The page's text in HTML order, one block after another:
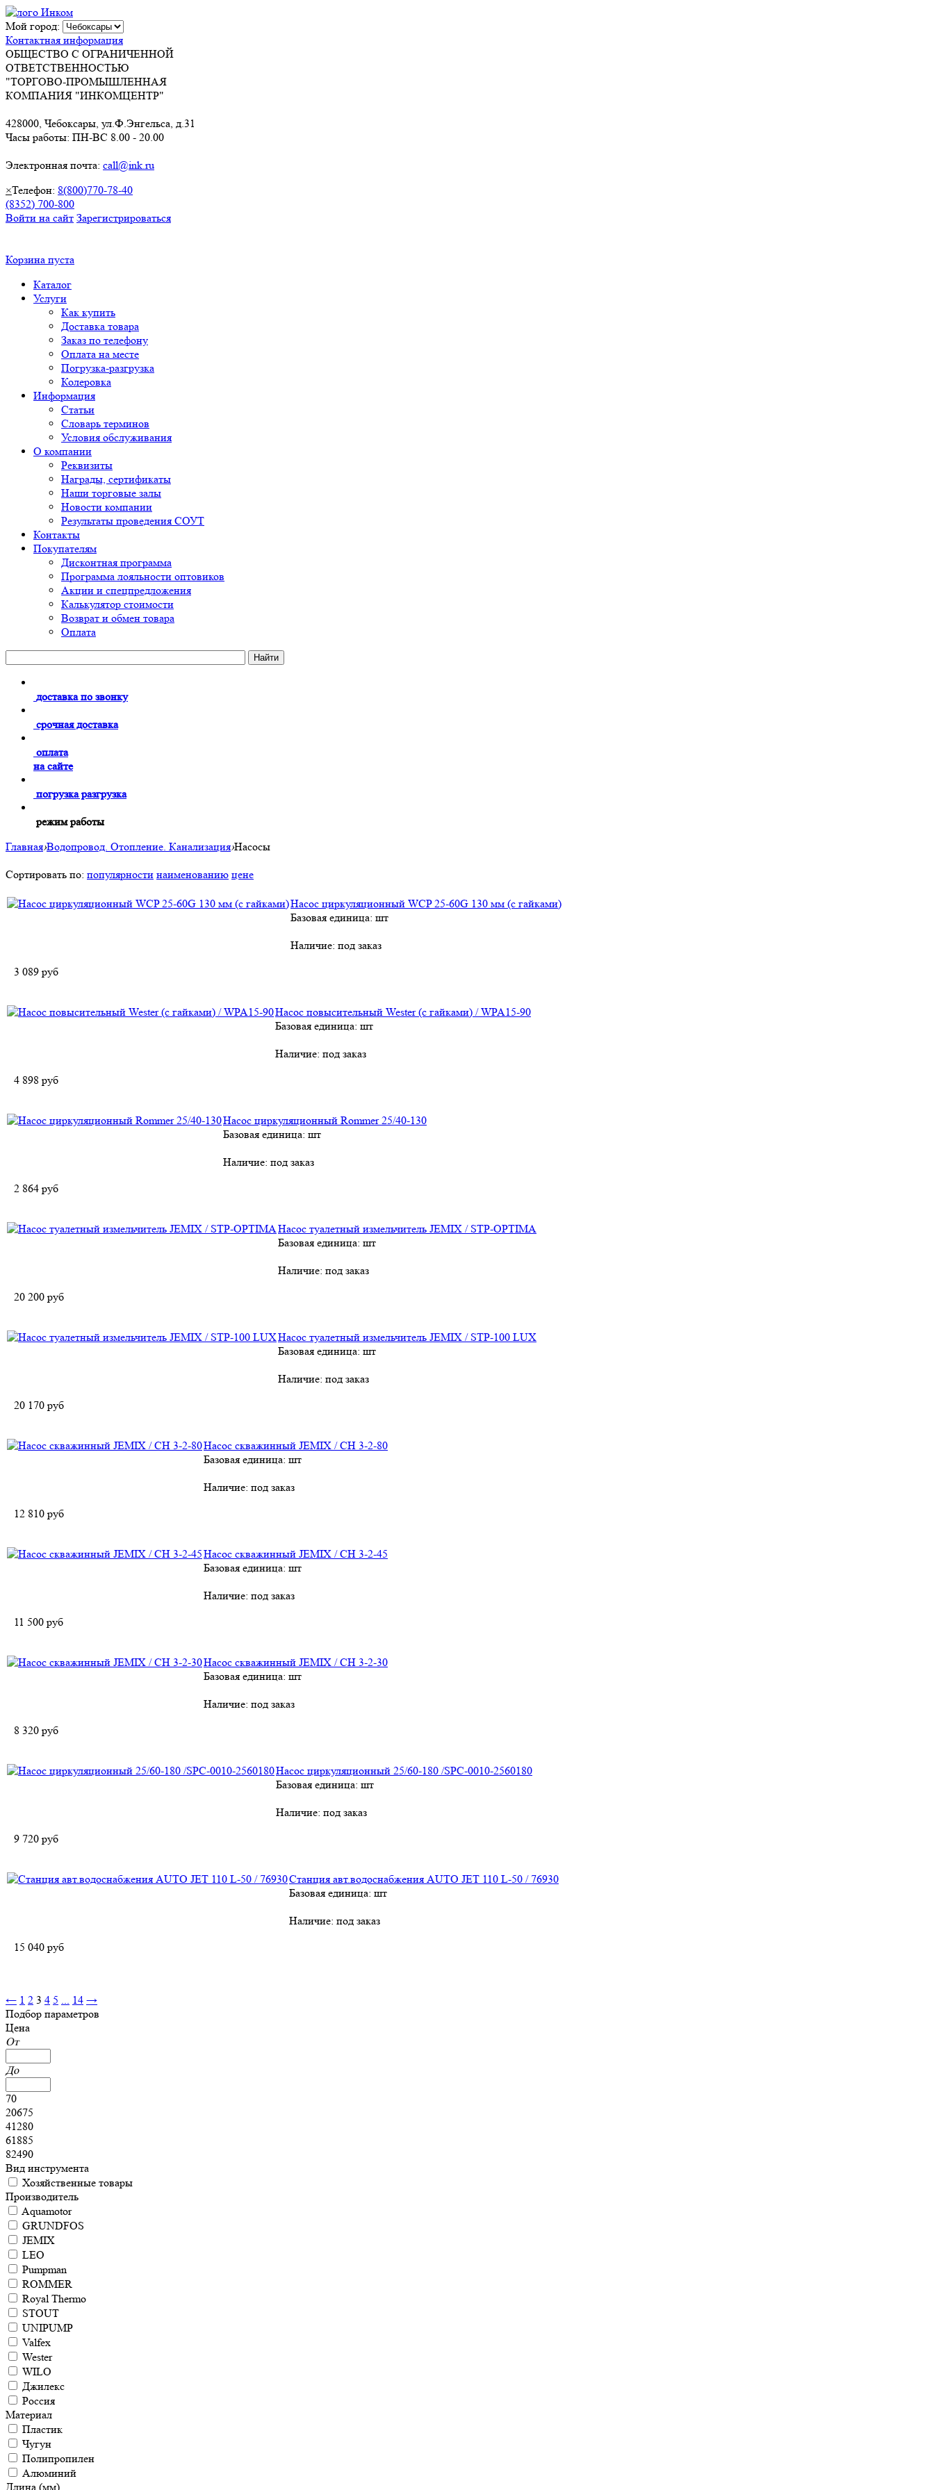
Мой город:
Контактная информация
ОБЩЕСТВО С ОГРАНИЧЕННОЙ
ОТВЕТСТВЕННОСТЬЮ
"ТОРГОВО-ПРОМЫШЛЕННАЯ
КОМПАНИЯ "ИНКОМЦЕНТР"
428000, Чебоксары, ул.Ф.Энгельса, д.31
Часы работы: ПН-ВС 8.00 - 20.00
Электронная почта: call@ink.ru
×Телефон: 8(800)770-78-40
(8352) 700-800
Войти на сайт Зарегистрироваться
Корзина пуста
Каталог
Услуги
Как купить
Доставка товара
Заказ по телефону
Оплата на месте
Погрузка-разгрузка
Колеровка
Информация
Статьи
Словарь терминов
Условия обслуживания
О компании
Реквизиты
Награды, сертификаты
Наши торговые залы
Новости компании
Результаты проведения СОУТ
Контакты
Покупателям
Дисконтная программа
Программа лояльности оптовиков
Акции и спецпредложения
Калькулятор стоимости
Возврат и обмен товара
Оплата
доставка по звонку
срочная доставка
оплата
на сайте
погрузка разгрузка
режим работы
Главная›Водопровод. Отопление. Канализация›Насосы
Сортировать по: популярности наименованию цене
Насос циркуляционный WCP 25-60G 130 мм (с гайками)
Базовая единица: шт
Наличие: под заказ
3 089 руб
Насос повысительный Wester (с гайками) / WPA15-90
Базовая единица: шт
Наличие: под заказ
4 898 руб
Насос циркуляционный Rommer 25/40-130
Базовая единица: шт
Наличие: под заказ
2 864 руб
Насос туалетный измельчитель JEMIX / STP-OPTIMA
Базовая единица: шт
Наличие: под заказ
20 200 руб
Насос туалетный измельчитель JEMIX / STP-100 LUX
Базовая единица: шт
Наличие: под заказ
20 170 руб
Насос скважинный JEMIX / СН 3-2-80
Базовая единица: шт
Наличие: под заказ
12 810 руб
Насос скважинный JEMIX / СН 3-2-45
Базовая единица: шт
Наличие: под заказ
11 500 руб
Насос скважинный JEMIX / СН 3-2-30
Базовая единица: шт
Наличие: под заказ
8 320 руб
Насос циркуляционный 25/60-180 /SPC-0010-2560180
Базовая единица: шт
Наличие: под заказ
9 720 руб
Станция авт.водоснабжения AUTO JET 110 L-50 / 76930
Базовая единица: шт
Наличие: под заказ
15 040 руб
← 1 2 3 4 5 ... 14 →
Подбор параметров
Цена
От
До
70
20675
41280
61885
82490
Вид инструмента
Хозяйственные товары
Производитель
Aquamotor
GRUNDFOS
JEMIX
LEO
Pumpman
ROMMER
Royal Thermo
STOUT
UNIPUMP
Valfex
Wester
WILO
Джилекс
Россия
Материал
Пластик
Чугун
Полипропилен
Алюминий
Длина (мм)